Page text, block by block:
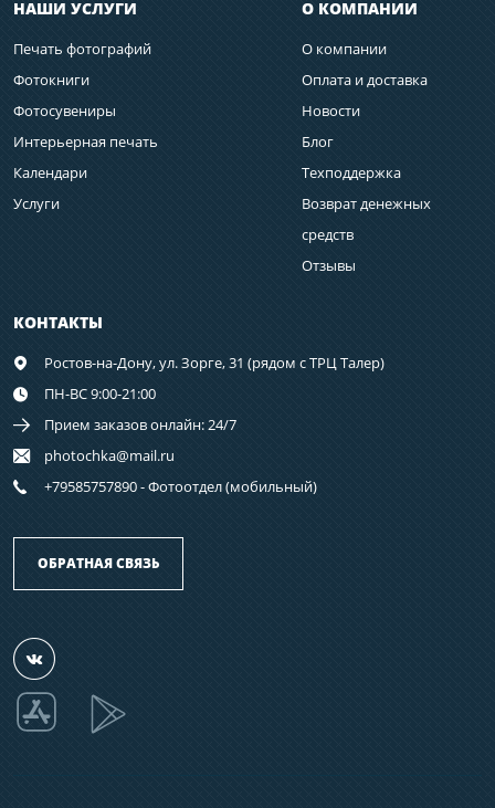
НАШИ УСЛУГИ
Печать фотографий
Фотокниги
Фотосувениры
Интерьерная печать
Календари
Услуги
О КОМПАНИИ
О компании
Оплата и доставка
Новости
Блог
Техподдержка
Возврат денежных
средств
Отзывы
КОНТАКТЫ
Ростов-на-Дону,ул. Зорге, 31 (рядом с ТРЦ Талер)
ПН-ВС 9:00-21:00
Прием заказов онлайн: 24/7
photochka@mail.ru
+79585757890 - Фотоотдел (мобильный)
ОБРАТНАЯ СВЯЗЬ